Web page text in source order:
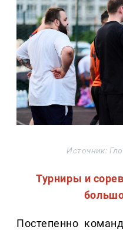
Источник:
Турниры и
Постепенно